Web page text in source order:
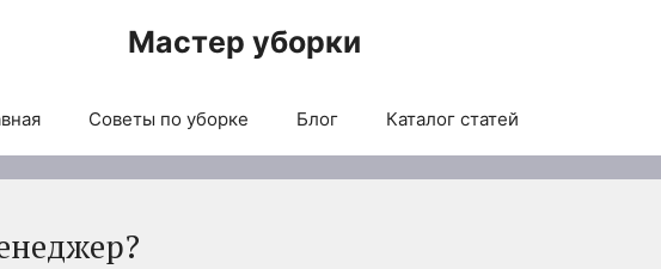
Мастер уборки
Советы по уборке Блог Каталог статей